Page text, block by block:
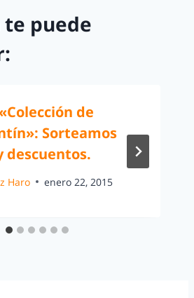
puede
de
Sorteamos
descuentos.
Haro enero 22, 2015